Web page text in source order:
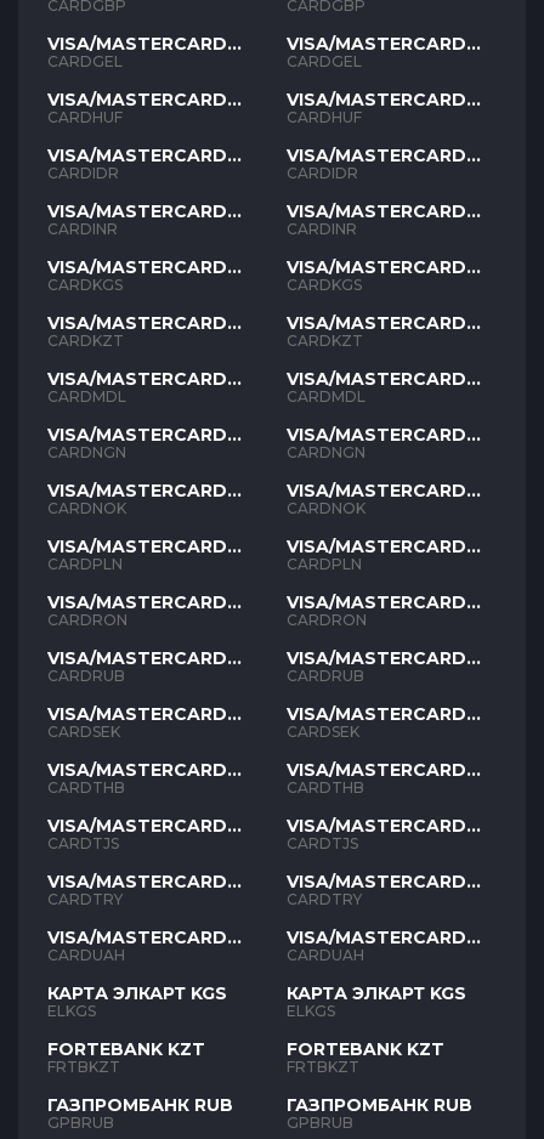
GBP
CARDGBP
VISA/MASTERCARD
GEL
CARDGEL
VISA/MASTERCARD
HUF
CARDHUF
VISA/MASTERCARD
IDR
CARDIDR
VISA/MASTERCARD
INR
CARDINR
VISA/MASTERCARD
KGS
CARDKGS
VISA/MASTERCARD
KZT
CARDKZT
VISA/MASTERCARD
MDL
CARDMDL
VISA/MASTERCARD
NGN
CARDNGN
VISA/MASTERCARD
NOK
CARDNOK
VISA/MASTERCARD
PLN
CARDPLN
VISA/MASTERCARD
RON
CARDRON
VISA/MASTERCARD
RUB
CARDRUB
VISA/MASTERCARD
SEK
CARDSEK
VISA/MASTERCARD
THB
CARDTHB
VISA/MASTERCARD
TJS
CARDTJS
VISA/MASTERCARD
TYR
CARDTRY
VISA/MASTERCARD
UAH
CARDUAH
КАРТА ЭЛКАРТ KGS
ELKGS
FORTEBANK KZT
FRTBKZT
ГАЗПРОМБАНК RUB
GPBRUB
GBP
CARDGBP
VISA/MASTERCARD
GEL
CARDGEL
VISA/MASTERCARD
HUF
CARDHUF
VISA/MASTERCARD
IDR
CARDIDR
VISA/MASTERCARD
INR
CARDINR
VISA/MASTERCARD
KGS
CARDKGS
VISA/MASTERCARD
KZT
CARDKZT
VISA/MASTERCARD
MDL
CARDMDL
VISA/MASTERCARD
NGN
CARDNGN
VISA/MASTERCARD
NOK
CARDNOK
VISA/MASTERCARD
PLN
CARDPLN
VISA/MASTERCARD
RON
CARDRON
VISA/MASTERCARD
RUB
CARDRUB
VISA/MASTERCARD
SEK
CARDSEK
VISA/MASTERCARD
THB
CARDTHB
VISA/MASTERCARD
TJS
CARDTJS
VISA/MASTERCARD
TYR
CARDTRY
VISA/MASTERCARD
UAH
CARDUAH
КАРТА ЭЛКАРТ KGS
ELKGS
FORTEBANK KZT
FRTBKZT
ГАЗПРОМБАНК RUB
GPBRUB